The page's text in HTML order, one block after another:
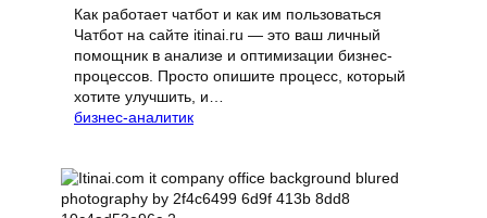
Как работает чатбот и как им пользоваться
Чатбот на сайте itinai.ru — это ваш личный
помощник в анализе и оптимизации бизнес-
процессов. Просто опишите процесс, который
хотите улучшить, и…
бизнес-аналитик